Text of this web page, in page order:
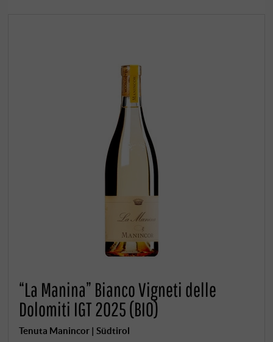
“La Manina” Bianco Vigneti delle
Dolomiti IGT 2025 (BIO)
Tenuta Manincor | Südtirol